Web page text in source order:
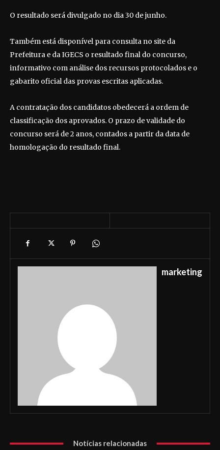
O resultado será divulgado no dia 30 de junho.
Também está disponível para consulta no site da
Prefeitura e da IGECS o resultado final do concurso,
informativo com análise dos recursos protocolados e o
gabarito oficial das provas escritas aplicadas.
A contratação dos candidatos obedecerá a ordem de
classificação dos aprovados. O prazo de validade do
concurso será de 2 anos, contados a partir da data de
homologação do resultado final.
marketing
Notícias relacionadas